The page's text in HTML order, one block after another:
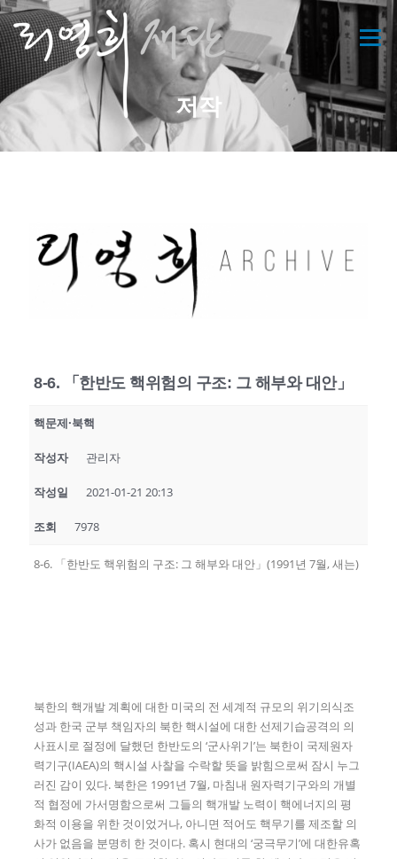
콘
텐
츠
로
바
로
기
메뉴
저작
8-6. 「한반도 핵위험의 구조: 그 해부와 대안」
핵문제·북핵
작성자 관리자
작성일 2021-01-21 20:13
조회 7978
8-6. 「한반도 핵위험의 구조: 그 해부와 대안」(1991년 7월, 새는)
북한의 핵개발 계획에 대한 미국의 전 세계적 규모의 위기의식조
성과 한국 군부 책임자의 북한 핵시설에 대한 선제기습공격의 의
사표시로 절정에 달했던 한반도의 ‘군사위기’는 북한이 국제원자
력기구(IAEA)의 핵시설 사찰을 수락할 뜻을 밝힘으로써 잠시 누그
러진 감이 있다. 북한은 1991년 7월, 마침내 원자력기구와의 개별
적 협정에 가서명함으로써 그들의 핵개발 노력이 핵에너지의 평
화적 이용을 위한 것이었거나, 아니면 적어도 핵무기를 제조할 의
사가 없음을 분명히 한 것이다. 혹시 현대의 ‘궁극무기’에 대한유혹